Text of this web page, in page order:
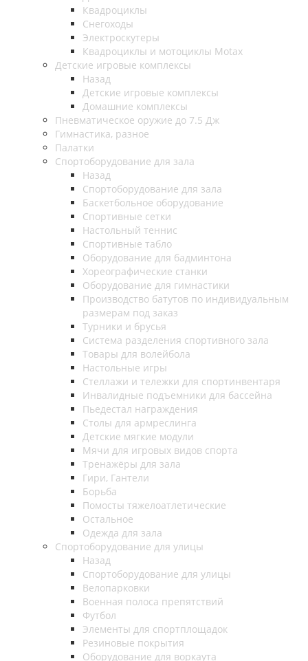
Квадроциклы
Снегоходы
Электроскутеры
Квадроциклы и мотоциклы Motax
Детские игровые комплексы
Назад
Детские игровые комплексы
Домашние комплексы
Пневматическое оружие до 7.5 Дж
Гимнастика, разное
Палатки
Спортоборудование для зала
Назад
Спортоборудование для зала
Баскетбольное оборудование
Спортивные сетки
Настольный теннис
Спортивные табло
Оборудование для бадминтона
Хореографические станки
Оборудование для гимнастики
Производство батутов по индивидуальным
размерам под заказ
Турники и брусья
Система разделения спортивного зала
Товары для волейбола
Настольные игры
Стеллажи и тележки для спортинвентаря
Инвалидные подъемники для бассейна
Пьедестал награждения
Столы для армреслинга
Детские мягкие модули
Мячи для игровых видов спорта
Тренажёры для зала
Гири, Гантели
Борьба
Помосты тяжелоатлетические
Остальное
Одежда для зала
Спортоборудование для улицы
Назад
Спортоборудование для улицы
Велопарковки
Военная полоса препятствий
Футбол
Элементы для спортплощадок
Резиновые покрытия
Оборудование для воркаута